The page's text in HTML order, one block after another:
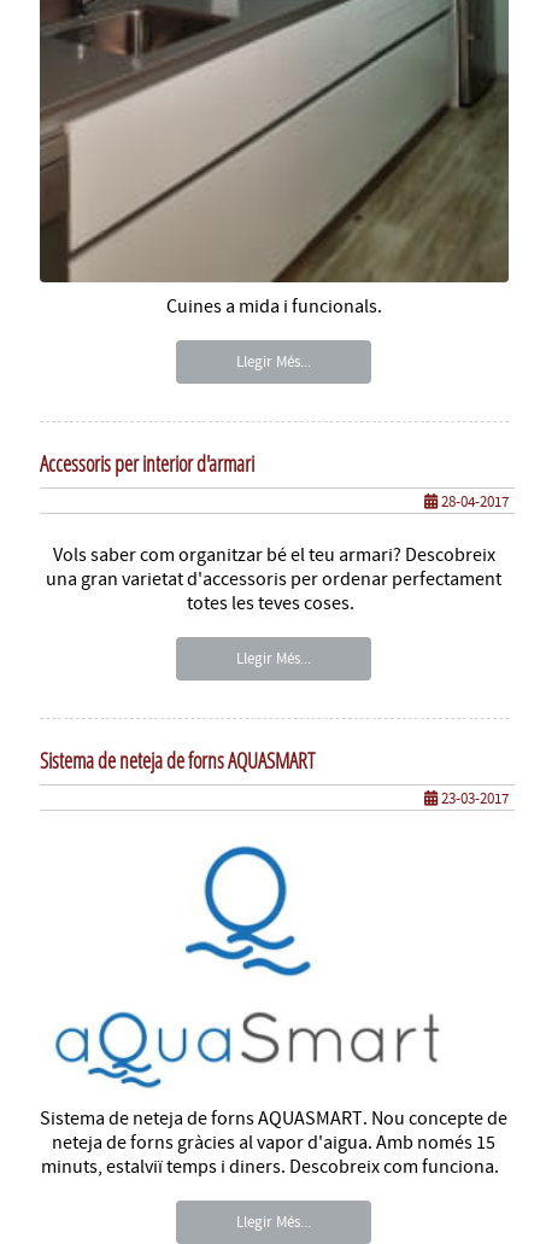
Cuines a mida i funcionals.
Llegir Més...
Accessoris per interior d'armari
28-04-2017
Vols saber com organitzar bé el teu armari? Descobreix
una gran varietat d'accessoris per ordenar perfectament
totes les teves coses.
Llegir Més...
Sistema de neteja de forns AQUASMART
23-03-2017
Sistema de neteja de forns AQUASMART. Nou concepte de
neteja de forns gràcies al vapor d'aigua. Amb només 15
minuts, estalviï temps i diners. Descobreix com funciona.
Llegir Més...